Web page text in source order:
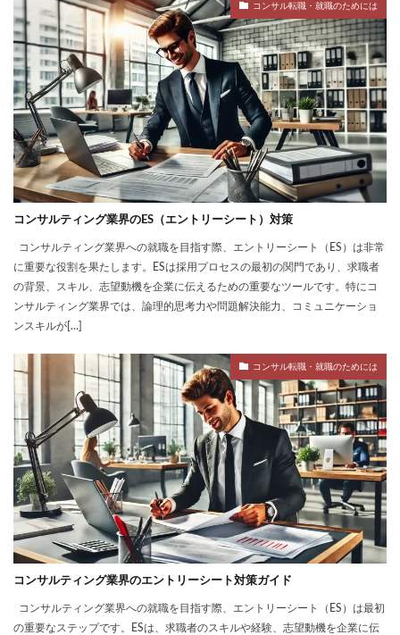
コンサル転職・就職のためには
コンサルティング業界のES（エントリーシート）対策
コンサルティング業界への就職を目指す際、エントリーシート（ES）は非常
に重要な役割を果たします。ESは採用プロセスの最初の関門であり、求職者
の背景、スキル、志望動機を企業に伝えるための重要なツールです。特にコ
ンサルティング業界では、論理的思考力や問題解決能力、コミュニケーショ
ンスキルが[…]
コンサル転職・就職のためには
コンサルティング業界のエントリーシート対策ガイド
コンサルティング業界への就職を目指す際、エントリーシート（ES）は最初
の重要なステップです。ESは、求職者のスキルや経験、志望動機を企業に伝